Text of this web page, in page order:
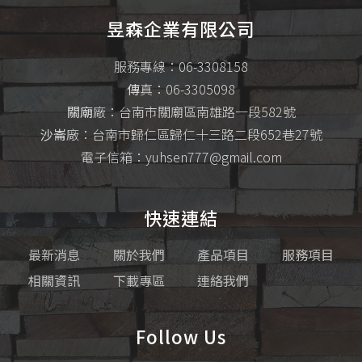
昱森企業有限公司
服務專線：06-3308158
傳真：06-3305098
關廟廠：台南市關廟區南雄路一段582號
沙崙廠：台南市歸仁區歸仁十三路二段652巷27號
電子信箱：yuhsen777@gmail.com
快速連結
最新消息 關於我們 產品項目
服務項目
相關資訊
下載專區 連絡我們
Follow Us